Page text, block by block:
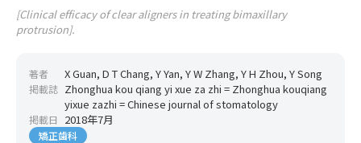
[Clinical efficacy of clear aligners in treating bimaxillary
protrusion].
著者 X Guan, D T Chang, Y Yan, Y W Zhang, Y H Zhou, Y Song
掲載誌 Zhonghua kou qiang yi xue za zhi = Zhonghua kouqiang
yixue zazhi = Chinese journal of stomatology
掲載日 2018年7月
矯正歯科